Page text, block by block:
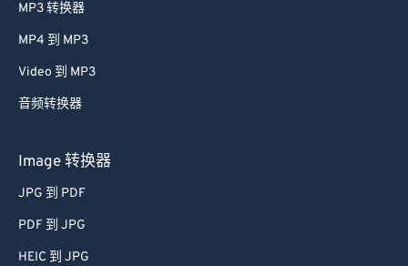
MP3 转换器
MP4 到 MP3
Video 到 MP3
音频转换器
Image 转换器
JPG 到 PDF
PDF 到 JPG
HEIC 到 JPG